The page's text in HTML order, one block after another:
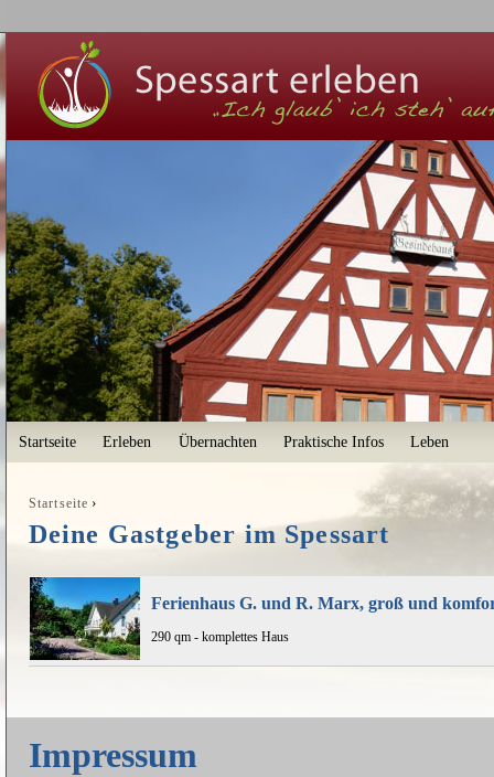
User menu
Startseite Erleben Übernachten Praktische Infos Leben
Sie sind hier
Startseite ›
Deine Gastgeber im Spessart
Ferienhaus G. und R. Marx, groß und
290 qm - komplettes Haus
Impressum